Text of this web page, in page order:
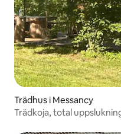
Trädhus i Messancy
Trädkoja, total